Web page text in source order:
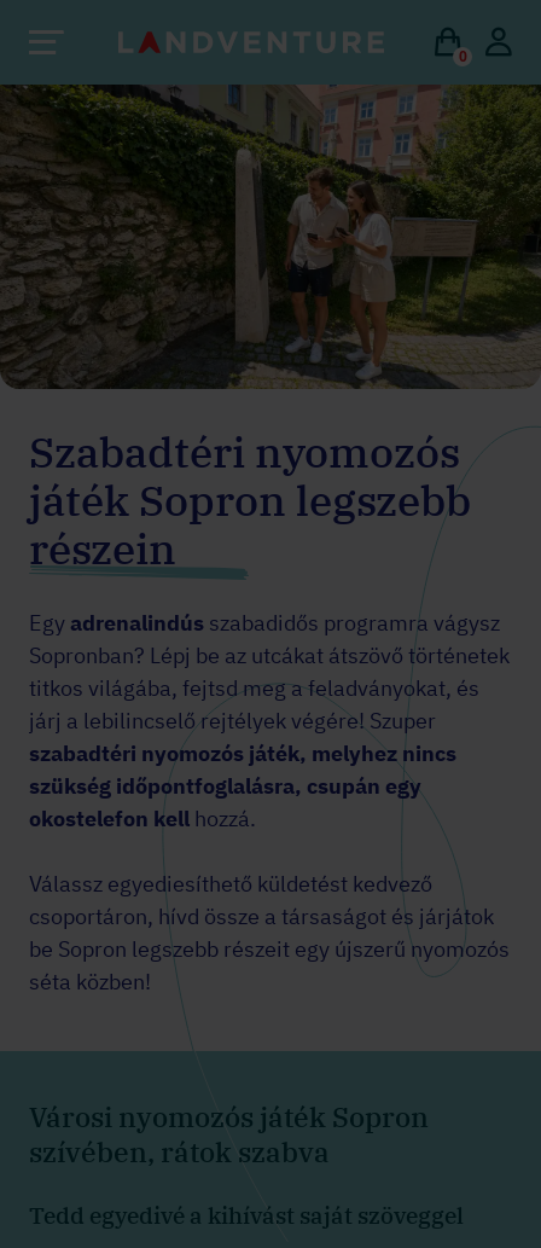
0
Szabadtéri nyomozós
játék Sopron legszebb
részein
Egy adrenalindús szabadidős programra vágysz
Sopronban? Lépj be az utcákat átszövő történetek
titkos világába, fejtsd meg a feladványokat, és
járj a lebilincselő rejtélyek végére! Szuper
szabadtéri nyomozós játék, melyhez nincs
szükség időpontfoglalásra, csupán egy
okostelefon kell hozzá.
Válassz egyediesíthető küldetést kedvező
csoportáron, hívd össze a társaságot és járjátok
be Sopron legszebb részeit egy újszerű nyomozós
séta közben!
Városi nyomozós játék Sopron
szívében, rátok szabva
Tedd egyedivé a kihívást saját szöveggel